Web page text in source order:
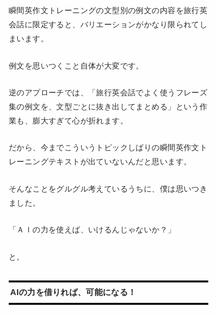
瞬間英作文トレーニングの文型別の例文の内容を旅行英
会話に限定すると、バリエーションがかなり限られてし
まいます。
例文を思いつくこと自体が大変です。
逆のアプローチでは、「旅行英会話でよく使うフレーズ
集の例文を、文型ごとに抜き出してまとめる」という作
業も、膨大すぎて心が折れます。
だから、今までこういうトピックしばりの瞬間英作文ト
レーニングテキストが出ていないんだと思います。
そんなことをグルグル考えているうちに、僕は思いつき
ました。
「ＡＩの力を使えば、いけるんじゃないか？」
と。
AIの力を借りれば、可能になる！